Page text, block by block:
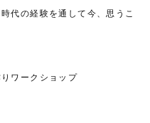
代の経験を通して今、思うこ
ワークショップ